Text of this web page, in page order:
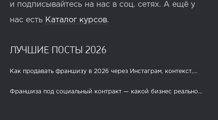
и подписывайтесь на нас в соц. сетях. А ещё у
нас есть Каталог курсов.
ЛУЧШИЕ ПОСТЫ 2026
Как продавать франшизу в 2026 через Инстаграм, контекст,...
Франшиза под социальный контракт — какой бизнес реально...